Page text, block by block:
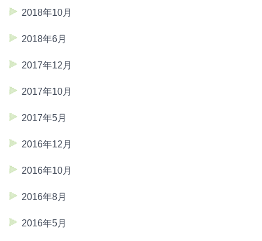
2018年10月
2018年6月
2017年12月
2017年10月
2017年5月
2016年12月
2016年10月
2016年8月
2016年5月